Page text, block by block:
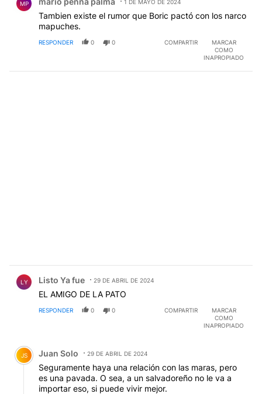
MP 1 DE MAYO DE 2024
Tambien existe el rumor que Boric pactó con los narco
mapuches.
RESPONDER 0 0 COMPARTIR
MARCAR
COMO
INAPROPIADO
LY Listo Ya fue 29 DE ABRIL DE 2024
EL AMIGO DE LA PATO
RESPONDER 0 0 COMPARTIR
MARCAR
COMO
INAPROPIADO
Comentario de Juan Solo.
JS Juan Solo 29 DE ABRIL DE 2024
Seguramente haya una relación con las maras, pero
es una pavada. O sea, a un salvadoreño no le va a
importar eso, si puede vivir mejor.